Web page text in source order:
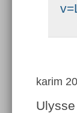
karim